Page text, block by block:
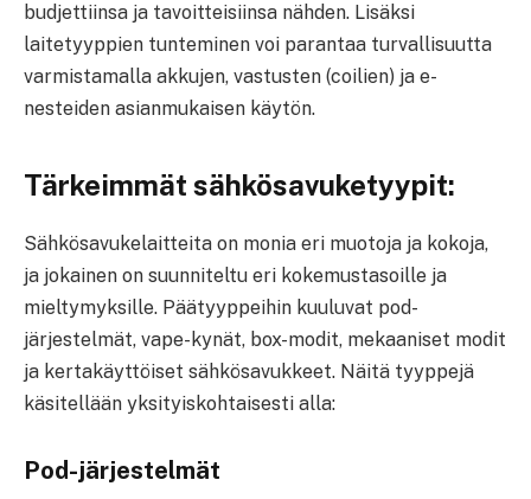
budjettiinsa ja tavoitteisiinsa nähden. Lisäksi
laitetyyppien tunteminen voi parantaa turvallisuutta
varmistamalla akkujen, vastusten (coilien) ja e-
nesteiden asianmukaisen käytön.
Tärkeimmät sähkösavuketyypit:
Sähkösavukelaitteita on monia eri muotoja ja kokoja,
ja jokainen on suunniteltu eri kokemustasoille ja
mieltymyksille. Päätyyppeihin kuuluvat pod-
järjestelmät, vape-kynät, box-modit, mekaaniset modit
ja kertakäyttöiset sähkösavukkeet. Näitä tyyppejä
käsitellään yksityiskohtaisesti alla:
Pod-järjestelmät